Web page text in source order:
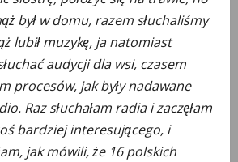
był w domu, razem słuchaliśmy
lubił muzykę, ja natomiast
audycji dla wsi, czasem
procesów, jak były nadawane
Raz słuchałam radia i zaczęłam
bardziej interesującego, i
jak mówili, że 16 polskich